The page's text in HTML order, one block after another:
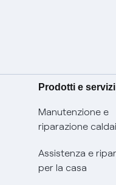
Prodotti e servizi
Manutenzione e
riparazione
Assistenza e
per la casa